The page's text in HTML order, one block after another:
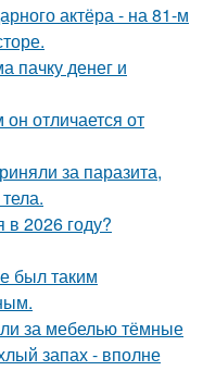
актёра - на 81-м
пачку денег и
отличается от
за паразита,
в 2026 году?
был таким
за мебелью тёмные
запах - вполне